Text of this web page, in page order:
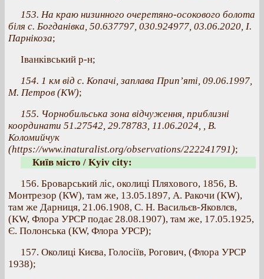
153. На краю низинного очеретяно-осокового болота
біля с. Богданівка, 50.637797, 030.924977, 03.06.2020, І.
Парнікоза;
Іванківський р-н;
154. 1 км від с. Копачі, заплава Прип’яті, 09.06.1997,
М. Петров (КW);
155. Чорнобильська зона відчуження, приблизні
координати 51.27542, 29.78783, 11.06.2024, , В.
Коломийчук
(https://www.inaturalist.org/observations/222241791);
Київ місто / Kyiv city:
156. Броварський ліс, околиці Пляхового, 1856, В.
Монтрезор (КW), там же, 13.05.1897, А. Ракочи (КW),
там же Дарниця, 21.06.1908, С. Н. Васильєв-Яковлєв,
(KW, Флора УРСР подає 28.08.1907), там же, 17.05.1925,
Є. Полонська (КW, Флора УРСР);
157. Околиці Києва, Голосіїв, Рогович, (Флора УРСР
1938);